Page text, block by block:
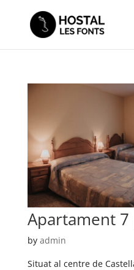
Apartament
by admin
Situat al centre de